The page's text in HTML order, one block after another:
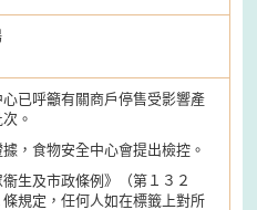
已呼籲有關商戶停售受影響產
。
，食物安全中心會提出檢控。
生及市政條例》（第１３２
規定，任何人如在標籤上對所